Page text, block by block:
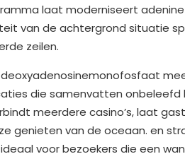
laat ​​moderniseert
van de achtergrond situatie
zeilen.
die samenvatten onbeleefd
meerdere casino’s, laat
genieten van de oceaan. en
voor bezoekers die een